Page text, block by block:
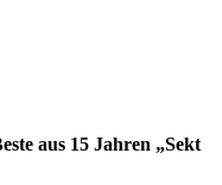
aus 15 Jahren „Sekt